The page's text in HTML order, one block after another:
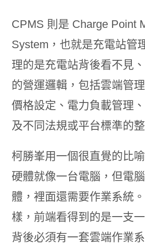
CPMS 則是 Charge Point
System，也就是充電站管
理的是充電站背後看不見
的營運邏輯，包括雲端管
價格設定、電力負載管理
及不同法規或平台標準的整
柯勝峯用一個很直覺的比
硬體就像一台電腦，但電
體，裡面還需要作業系統
樣，前端看得到的是一支
背後必須有一套雲端作業